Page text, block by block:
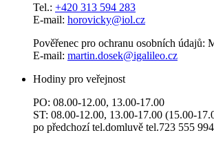
Tel.: +420 313 594 283
E-mail: horovicky@iol.cz
Pověřenec pro ochranu osobních údajů:
E-mail: martin.dosek@igalileo.cz
Hodiny pro veřejnost
PO: 08.00-12.00, 13.00-17.00
ST: 08.00-12.00, 13.00-17.00 (15.00-
po předchozí tel.domluvě tel.723 555